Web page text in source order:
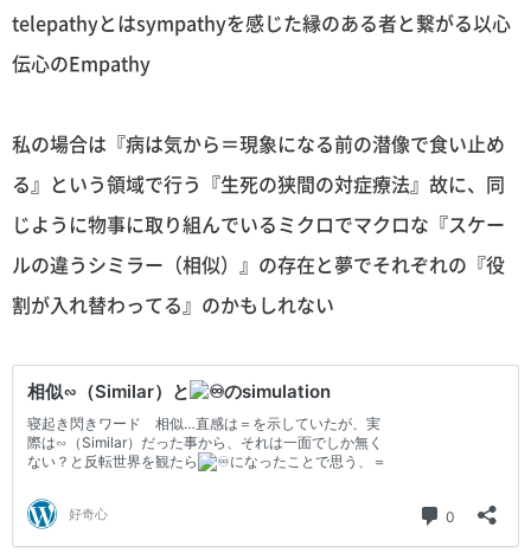
telepathyとはsympathyを感じた縁のある者と繋がる以心
伝心のEmpathy
私の場合は『病は気から＝現象になる前の潜像で食い止め
る』という領域で行う『生死の狭間の対症療法』故に、同
じように物事に取り組んでいるミクロでマクロな『スケー
ルの違うシミラー（相似）』の存在と夢でそれぞれの『役
割が入れ替わってる』のかもしれない